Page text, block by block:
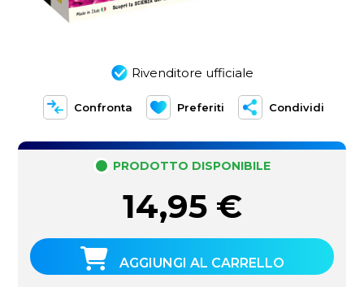
Rivenditore ufficiale
Confronta Preferiti Condividi
PRODOTTO DISPONIBILE
14,95 €
AGGIUNGI AL CARRELLO